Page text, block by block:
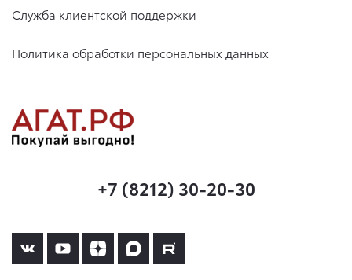
Служба клиентской поддержки
Политика обработки персональных данных
+7 (8212) 30-20-30